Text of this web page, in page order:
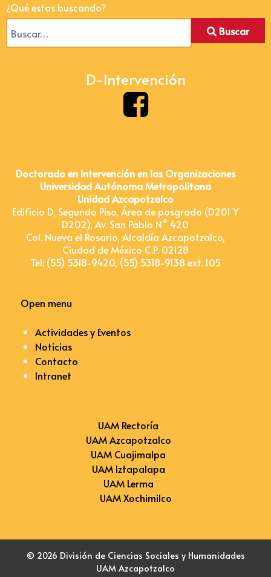
¿Qué estas buscando?
Buscar
D-Intervención
Doctorado en Intervención en las Organizaciones
Universidad Autónoma Metropolitana
Unidad Azcapotzalco
Edificio D, Segundo Piso, Área de posgrado (D201 Y
D202), Av. San Pablo N° 420
Col. Nueva el Rosario, Alcaldía Azcapotzalco,
Ciudad de México C.P. 02128
Tel: (55) 5318-9420, (55) 5318-9138 ext. 105
Open menu
Actividades y Eventos
Noticias
Contacto
Intranet
UAM Rectoría
UAM Azcapotzalco
UAM Cuajimalpa
UAM Iztapalapa
UAM Lerma
UAM Xochimilco
© 2026 División de Ciencias Sociales y Humanidades
UAM Azcapotzalco